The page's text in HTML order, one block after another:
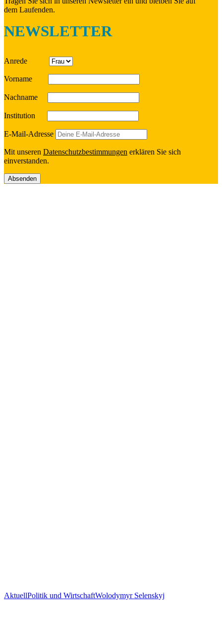
dem Laufenden.
NEWSLETTER
Anrede
Vorname
Nach­name
Insti­tu­tion
E‑Mail-Adresse
Mit unseren Daten­schutz­be­stim­mun­gen erklä­ren Sie sich
einverstanden.
AktuellPolitik und WirtschaftWolodymyr Selenskyj